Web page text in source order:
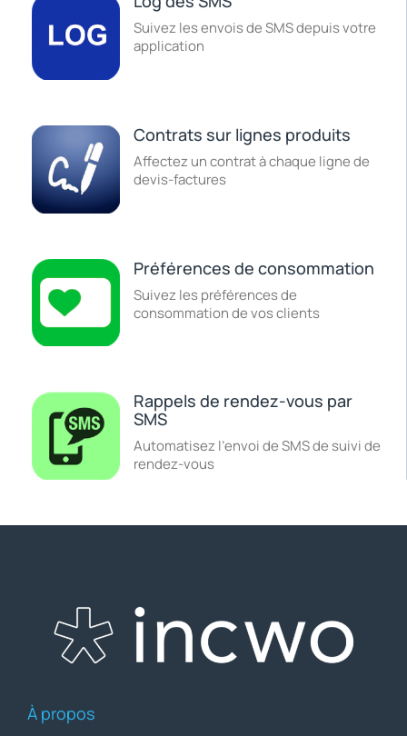
Suivez les envois de SMS depuis votre
application
Contrats sur lignes produits
Affectez un contrat à chaque ligne de
devis-factures
Préférences de consommation
Suivez les préférences de
consommation de vos clients
Rappels de rendez-vous par
SMS
Automatisez l’envoi de SMS de suivi de
rendez-vous
À propos